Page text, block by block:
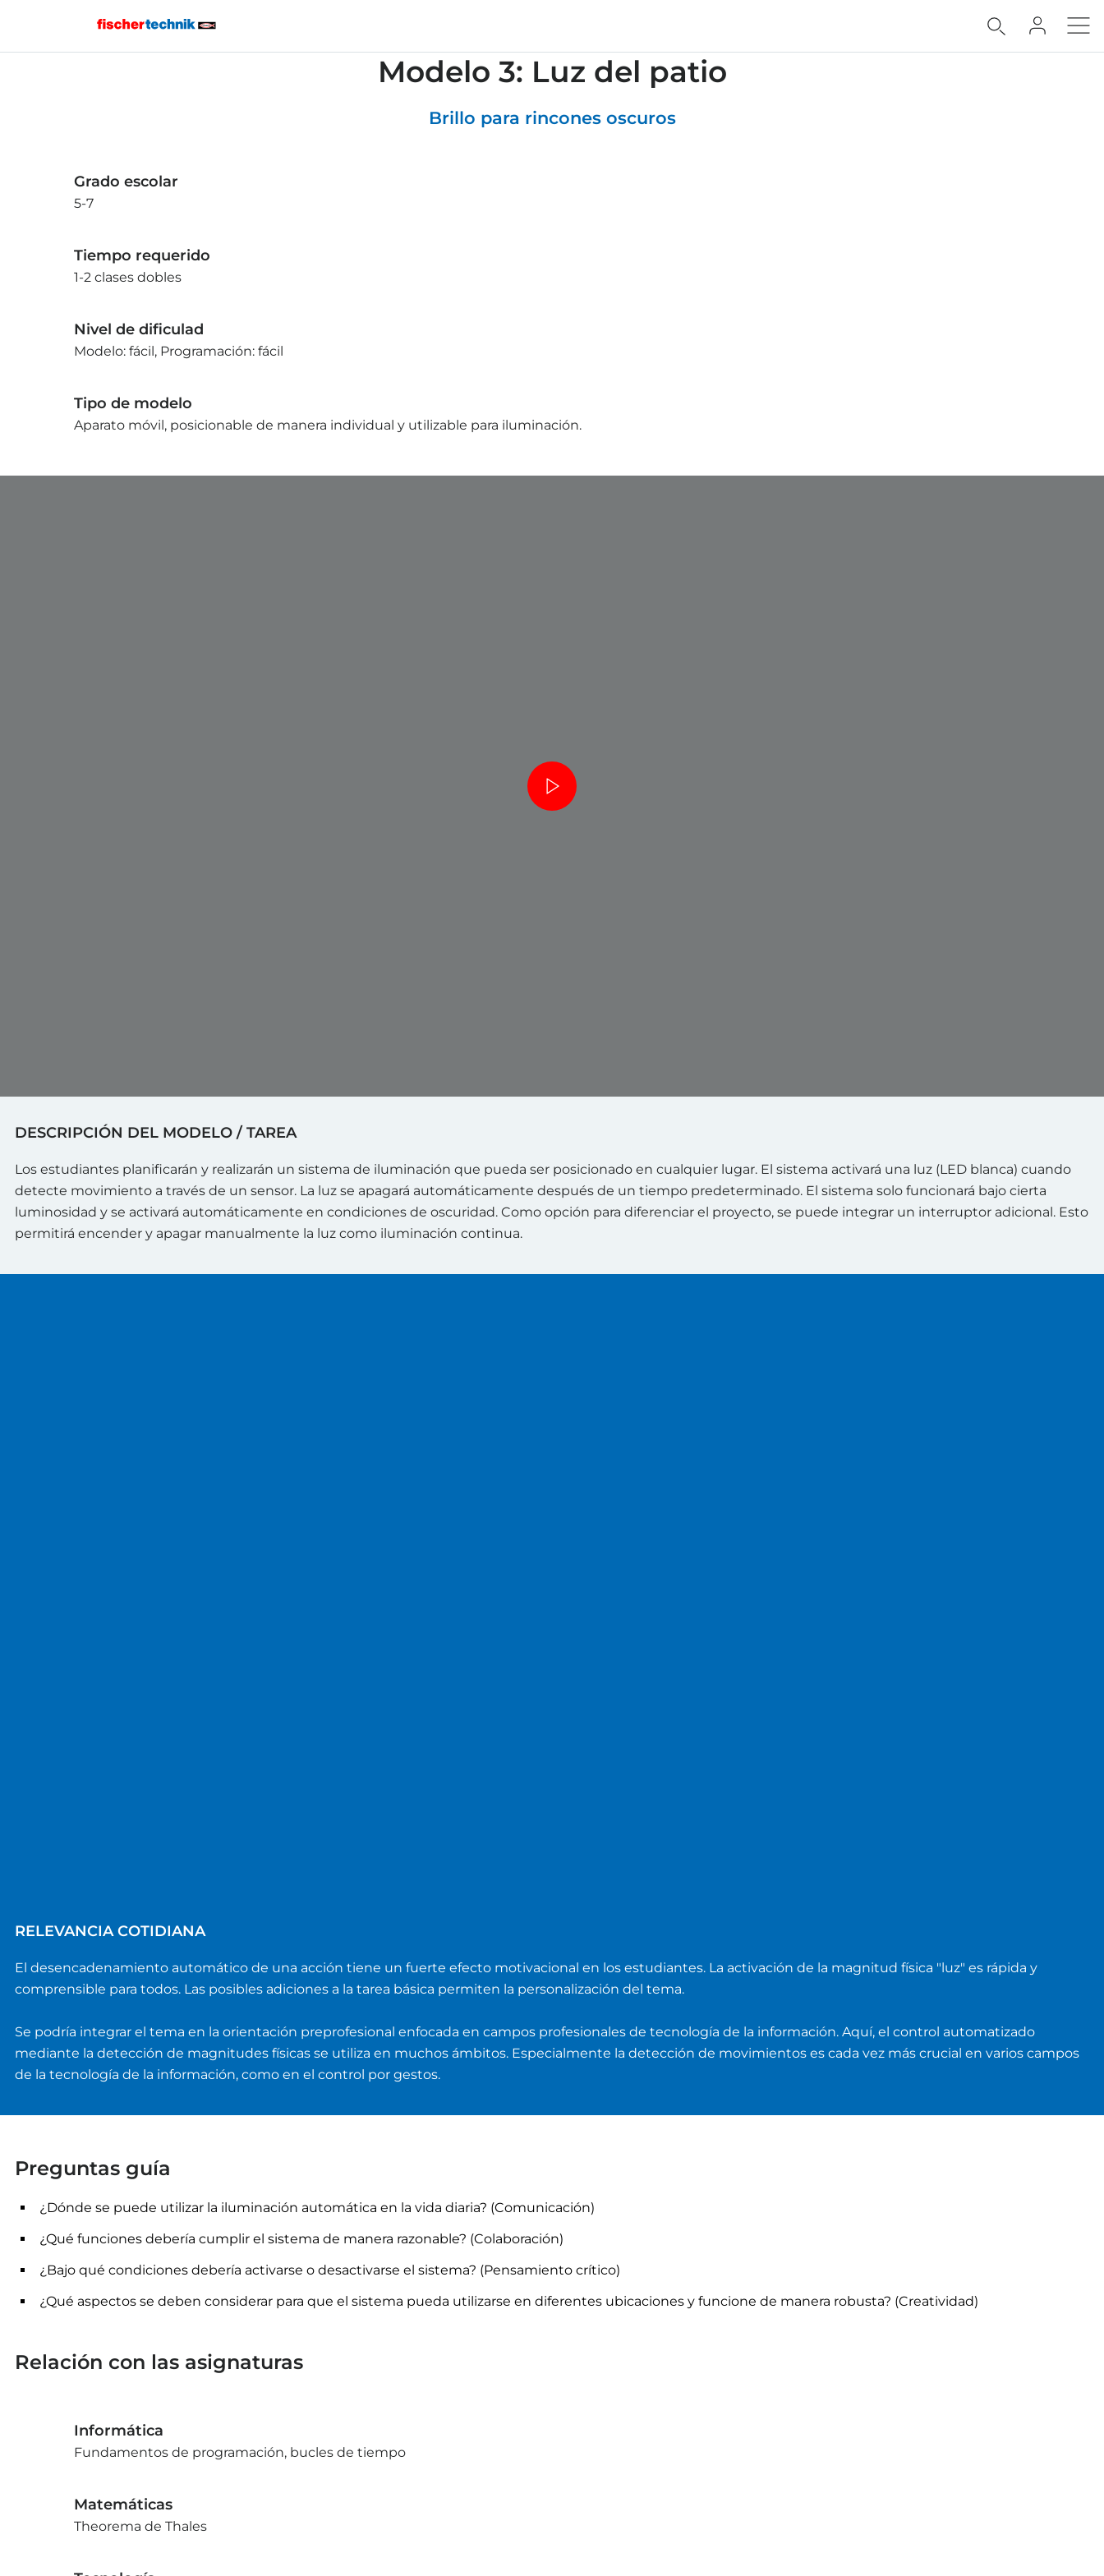
Modelo 3: Luz del patio
Brillo para rincones oscuros
Grado escolar
5-7
Tiempo requerido
1-2 clases dobles
Nivel de dificulad
Modelo: fácil, Programación: fácil
Tipo de modelo
Aparato móvil, posicionable de manera individual y utilizable para iluminación.
DESCRIPCIÓN DEL MODELO / TAREA
Los estudiantes planificarán y realizarán un sistema de iluminación que pueda ser posicionado en cualquier lugar. El sistema activará una luz (LED blanca) cuando
detecte movimiento a través de un sensor. La luz se apagará automáticamente después de un tiempo predeterminado. El sistema solo funcionará bajo cierta
luminosidad y se activará automáticamente en condiciones de oscuridad. Como opción para diferenciar el proyecto, se puede integrar un interruptor adicional. Esto
permitirá encender y apagar manualmente la luz como iluminación continua.
RELEVANCIA COTIDIANA
El desencadenamiento automático de una acción tiene un fuerte efecto motivacional en los estudiantes. La activación de la magnitud física "luz" es rápida y
comprensible para todos. Las posibles adiciones a la tarea básica permiten la personalización del tema.
Se podría integrar el tema en la orientación preprofesional enfocada en campos profesionales de tecnología de la información. Aquí, el control automatizado
mediante la detección de magnitudes físicas se utiliza en muchos ámbitos. Especialmente la detección de movimientos es cada vez más crucial en varios campos
de la tecnología de la información, como en el control por gestos.
Preguntas guía
¿Dónde se puede utilizar la iluminación automática en la vida diaria? (Comunicación)
¿Qué funciones debería cumplir el sistema de manera razonable? (Colaboración)
¿Bajo qué condiciones debería activarse o desactivarse el sistema? (Pensamiento crítico)
¿Qué aspectos se deben considerar para que el sistema pueda utilizarse en diferentes ubicaciones y funcione de manera robusta? (Creatividad)
Relación con las asignaturas
Informática
Fundamentos de programación, bucles de tiempo
Matemáticas
Theorema de Thales